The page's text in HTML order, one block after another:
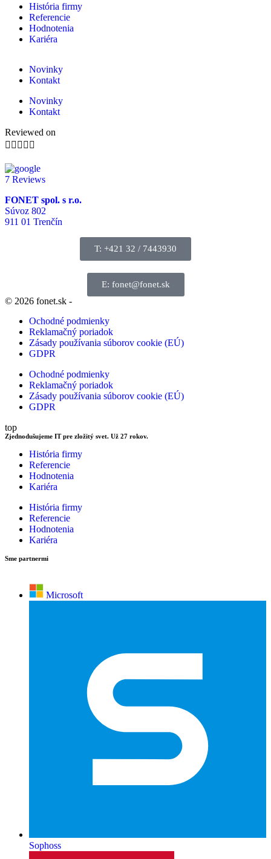
História firmy
Referencie
Hodnotenia
Kariéra
Novinky
Kontakt
Novinky
Kontakt
Reviewed on
    
7 Reviews
FONET spol. s r.o.
Súvoz 802
911 01 Trenčín
T: +421 32 / 7443930
E: fonet@fonet.sk
© 2026 fonet.sk -
Ochodné podmienky
Reklamačný poriadok
Zásady používania súborov cookie (EÚ)
GDPR
Ochodné podmienky
Reklamačný poriadok
Zásady používania súborov cookie (EÚ)
GDPR
top
Zjednodušujeme IT pre zložitý svet. Už 27 rokov.
História firmy
Referencie
Hodnotenia
Kariéra
História firmy
Referencie
Hodnotenia
Kariéra
Sme partnermi
Microsoft
Sophoss